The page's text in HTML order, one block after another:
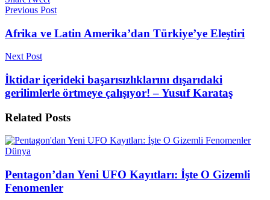
Previous Post
Afrika ve Latin Amerika’dan Türkiye’ye Eleştiri
Next Post
İktidar içerideki başarısızlıklarını dışarıdaki
gerilimlerle örtmeye çalışıyor! – Yusuf Karataş
Related Posts
Dünya
Pentagon’dan Yeni UFO Kayıtları: İşte O Gizemli
Fenomenler